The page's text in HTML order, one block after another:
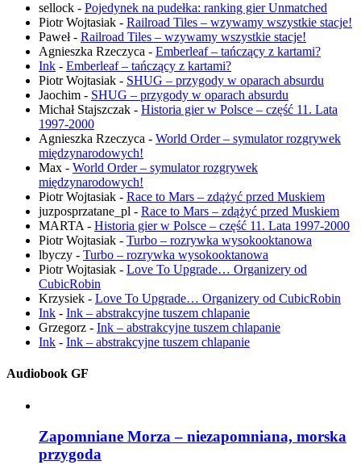
sellock - Pojedynek na pudełka: ranking gier Unmatched
Piotr Wojtasiak - Railroad Tiles – wzywamy wszystkie stacje!
Paweł- Railroad Tiles – wzywamy wszystkie stacje!
Agnieszka Rzeczyca - Emberleaf – tańczący z kartami?
Ink - Emberleaf – tańczący z kartami?
Piotr Wojtasiak - SHUG – przygody w oparach absurdu
Jaochim - SHUG – przygody w oparach absurdu
Michał Stajszczak - Historia gier w Polsce – część 11. Lata
1997-2000
Agnieszka Rzeczyca - World Order – symulator rozgrywek
międzynarodowych!
Max - World Order – symulator rozgrywek
międzynarodowych!
Piotr Wojtasiak - Race to Mars – zdążyć przed Muskiem
juzposprzatane_pl - Race to Mars – zdążyć przed Muskiem
MARTA - Historia gier w Polsce – część 11. Lata 1997-2000
Piotr Wojtasiak - Turbo – rozrywka wysokooktanowa
lbyczy - Turbo – rozrywka wysokooktanowa
Piotr Wojtasiak - Love To Upgrade… Organizery od
CubicRobin
Krzysiek - Love To Upgrade… Organizery od CubicRobin
Ink - Ink – abstrakcyjne tuszem chlapanie
Grzegorz - Ink – abstrakcyjne tuszem chlapanie
Ink - Ink – abstrakcyjne tuszem chlapanie
Audiobook GF
Zapomniane Morza – niezapomniana, morska
przygoda